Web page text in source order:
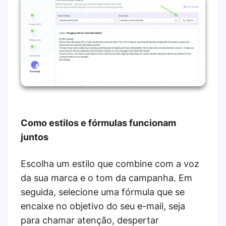
Como estilos e fórmulas funcionam
juntos
Escolha um estilo que combine com a voz
da sua marca e o tom da campanha. Em
seguida, selecione uma fórmula que se
encaixe no objetivo do seu e-mail, seja
para chamar atenção, despertar